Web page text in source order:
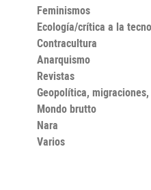
Feminismos
Ecología/crítica a la
Contracultura
Anarquismo
Revistas
Geopolítica,
Mondo brutto
Nara
Varios